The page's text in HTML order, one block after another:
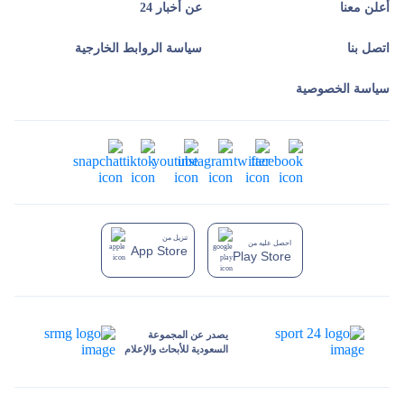
يصدر عن المجموعة
السعودية للأبحاث والإعلام
أعلن معنا عن أخبار 24
اتصل بنا سياسة الروابط الخارجية
سياسة الخصوصية
تنزيل من
App Store
احصل عليه من
Play Store